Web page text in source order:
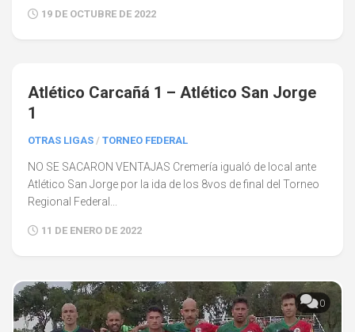
19 DE OCTUBRE DE 2022
Atlético Carcañá 1 – Atlético San Jorge
1
OTRAS LIGAS / TORNEO FEDERAL
NO SE SACARON VENTAJAS Cremería igualó de local ante
Atlético San Jorge por la ida de los 8vos de final del Torneo
Regional Federal...
11 DE ENERO DE 2022
0